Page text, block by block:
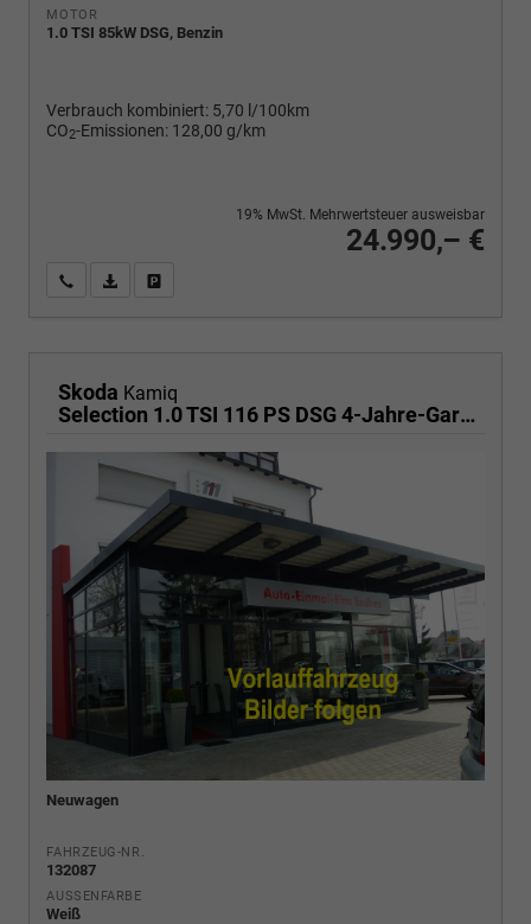
MOTOR
1.0 TSI 85kW DSG, Benzin
Verbrauch kombiniert: 5,70 l/100km
CO2-Emissionen: 128,00 g/km
24.990,– €
19% MwSt. Mehrwertsteuer ausweisbar
Wir rufen Sie anPDF-Fahrzeugexposé drucken
Skoda Kamiq
Selection 1.0 TSI 116 PS DSG 4-Jahre-Garantie--Kessy-16" Alu-2-Zonen-Climatronic-Tempomat-LED-AppleCarPlay-AndroidAuto-Rückfahrkamera-2xPDC
Neuwagen
FAHRZEUG-NR.
132087
AUSSENFARBE
Weiß